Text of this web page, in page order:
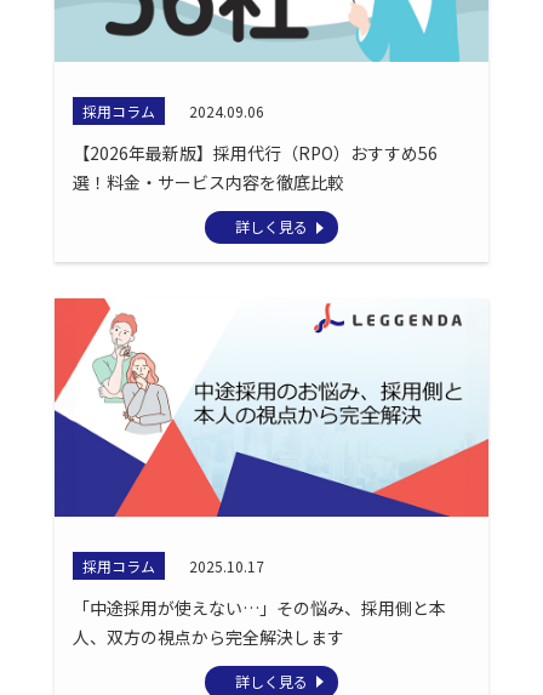
採用コラム 2024.09.06
【2026年最新版】採用代行（RPO）おすすめ56
選！料金・サービス内容を徹底比較
詳しく見る
採用コラム 2025.10.17
「中途採用が使えない…」その悩み、採用側と本
人、双方の視点から完全解決します
詳しく見る